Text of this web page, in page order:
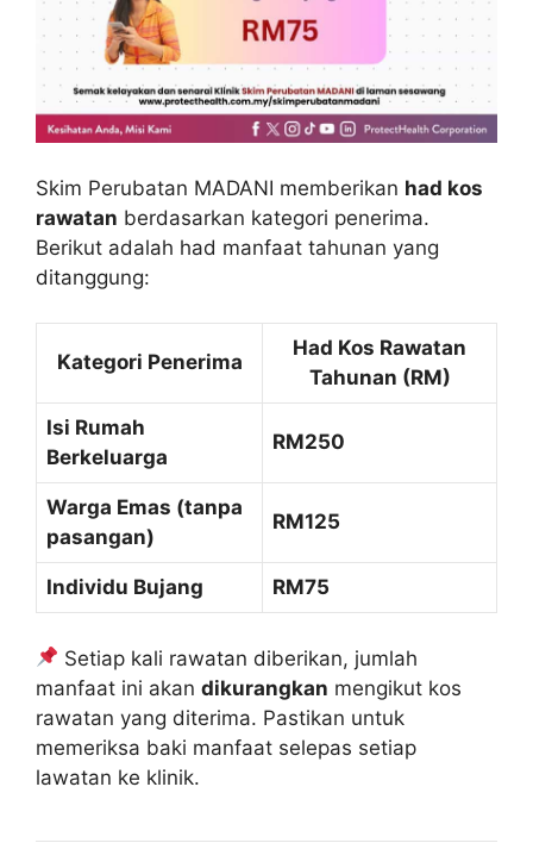
Skim Perubatan MADANI memberikan had kos
rawatan berdasarkan kategori penerima.
Berikut adalah had manfaat tahunan yang
ditanggung:
Kategori Penerima
Had Kos Rawatan
Tahunan (RM)
Isi Rumah
Berkeluarga
RM250
Warga Emas (tanpa
pasangan)
RM125
Individu Bujang RM75
Setiap kali rawatan diberikan, jumlah
manfaat ini akan dikurangkan mengikut kos
rawatan yang diterima. Pastikan untuk
memeriksa baki manfaat selepas setiap
lawatan ke klinik.